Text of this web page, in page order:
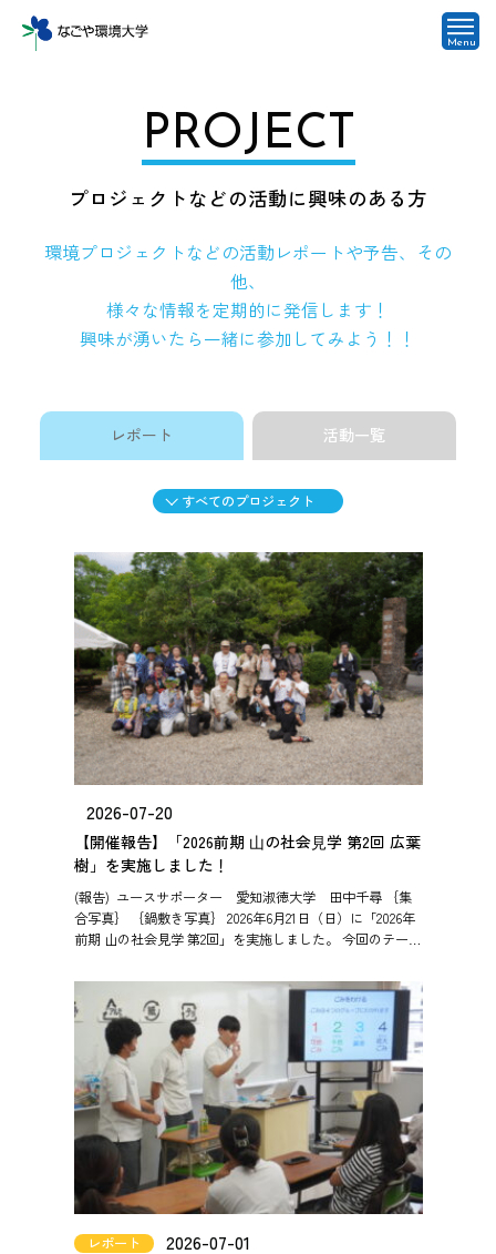
Menu
PROJECT
プロジェクトなどの活動に興味のある方
環境プロジェクトなどの活動レポートや予告、その
他、
様々な情報を定期的に発信します！
興味が湧いたら一緒に参加してみよう！！
レポート 活動一覧
2026-07-20
【開催報告】「2026前期 ⼭の社会⾒学 第2回 広葉
樹」を実施しました！
(報告) ユースサポーター 愛知淑徳大学 田中千尋 ｛集
合写真｝ ｛鍋敷き写真｝ 2026年6月21日（日）に「2026年
前期 山の社会見学 第2回」を実施しました。 今回のテーマ
レポート 2026-07-01